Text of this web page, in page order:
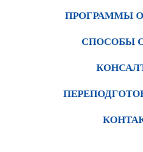
ПРОГРАММЫ
СПОСОБЫ